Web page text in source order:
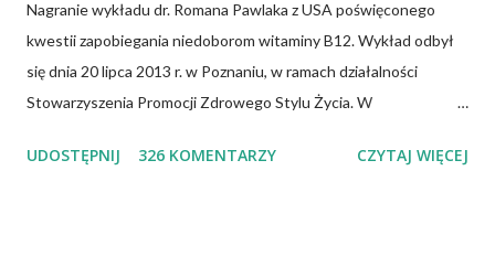
Nagranie wykładu dr. Romana Pawlaka z USA poświęconego
kwestii zapobiegania niedoborom witaminy B12. Wykład odbył
się dnia 20 lipca 2013 r. w Poznaniu, w ramach działalności
Stowarzyszenia Promocji Zdrowego Stylu Życia. W
posiadamy odnośnie witaminy B12 w świetle aktualnych
UDOSTĘPNIJ 326 KOMENTARZY CZYTAJ WIĘCEJ